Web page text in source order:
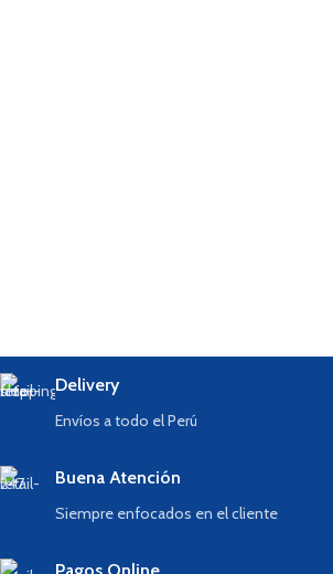
Delivery
Envíos a todo el Perú
Buena Atención
Siempre enfocados en el cliente